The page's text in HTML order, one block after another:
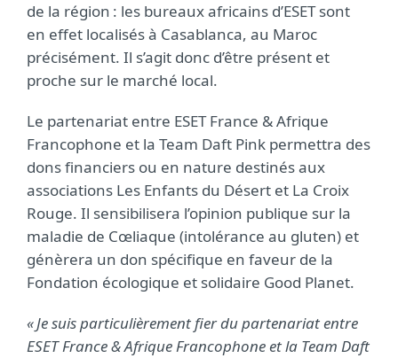
de la région : les bureaux africains d’ESET sont
en effet localisés à Casablanca, au Maroc
précisément. Il s’agit donc d’être présent et
proche sur le marché local.
Le partenariat entre ESET France & Afrique
Francophone et la Team Daft Pink permettra des
dons financiers ou en nature destinés aux
associations Les Enfants du Désert et La Croix
Rouge. Il sensibilisera l’opinion publique sur la
maladie de Cœliaque (intolérance au gluten) et
génèrera un don spécifique en faveur de la
Fondation écologique et solidaire Good Planet.
« Je suis particulièrement fier du partenariat entre
ESET France & Afrique Francophone et la Team Daft